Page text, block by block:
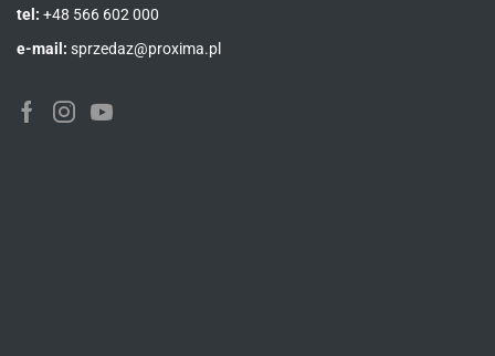
tel: +48 566 602 000
e-mail: sprzedaz@proxima.pl
FacebookInstagramYoutube